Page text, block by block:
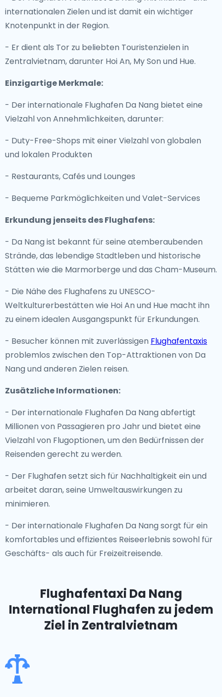
internationalen Zielen und ist damit ein wichtiger
Knotenpunkt in der Region.
- Er dient als Tor zu beliebten Touristenzielen in
Zentralvietnam, darunter Hoi An, My Son und Hue.
Einzigartige Merkmale:
- Der internationale Flughafen Da Nang bietet eine
Vielzahl von Annehmlichkeiten, darunter:
- Duty-Free-Shops mit einer Vielzahl von globalen
und lokalen Produkten
- Restaurants, Cafés und Lounges
- Bequeme Parkmöglichkeiten und Valet-Services
Erkundung jenseits des Flughafens:
- Da Nang ist bekannt für seine atemberaubenden
Strände, das lebendige Stadtleben und historische
Stätten wie die Marmorberge und das Cham-Museum.
- Die Nähe des Flughafens zu UNESCO-
Weltkulturerbestätten wie Hoi An und Hue macht ihn
zu einem idealen Ausgangspunkt für Erkundungen.
- Besucher können mit zuverlässigen Flughafentaxis
problemlos zwischen den Top-Attraktionen von Da
Nang und anderen Zielen reisen.
Zusätzliche Informationen:
- Der internationale Flughafen Da Nang abfertigt
Millionen von Passagieren pro Jahr und bietet eine
Vielzahl von Flugoptionen, um den Bedürfnissen der
Reisenden gerecht zu werden.
- Der Flughafen setzt sich für Nachhaltigkeit ein und
arbeitet daran, seine Umweltauswirkungen zu
minimieren.
- Der internationale Flughafen Da Nang sorgt für ein
komfortables und effizientes Reiseerlebnis sowohl für
Geschäfts- als auch für Freizeitreisende.
Flughafentaxi Da Nang
International Flughafen zu jedem
Ziel in Zentralvietnam